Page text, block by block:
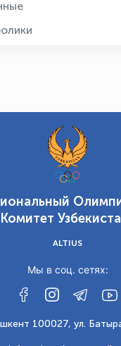
Комитет
ALTIUS
Мы в соц. сетях:
100027, ул.